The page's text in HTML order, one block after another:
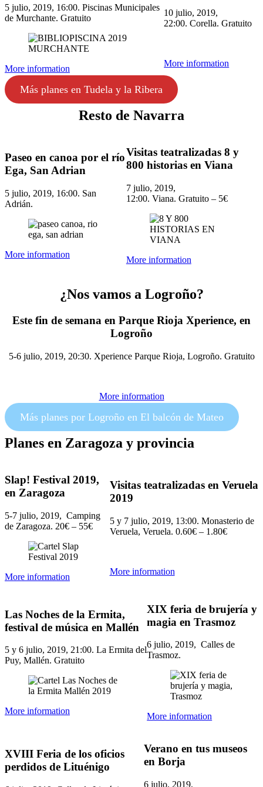
5 julio, 2019, 16:00. Piscinas Municipales
de Murchante. Gratuito
More information
10 julio, 2019,
22:00. Corella. Gratuito
More information
Más planes en Tudela y la Ribera
Resto de Navarra
Paseo en canoa por el río
Ega, San Adrian
5 julio, 2019, 16:00. San
Adrián.
More information
Visitas teatralizadas 8 y
800 historias en Viana
7 julio, 2019,
12:00. Viana. Gratuito – 5€
More information
¿Nos vamos a Logroño?
Este fin de semana en Parque Rioja Xperience, en
Logroño
5-6 julio, 2019, 20:30. Xperience Parque Rioja, Logroño. Gratuito
More information
Más planes por Logroño en El balcón de Mateo
Planes en Zaragoza y provincia
Slap! Festival 2019,
en Zaragoza
5-7 julio, 2019, Camping
de Zaragoza. 20€ – 55€
More information
Visitas teatralizadas en Veruela
2019
5 y 7 julio, 2019, 13:00. Monasterio de
Veruela, Veruela. 0.60€ – 1.80€
More information
Las Noches de la Ermita,
festival de música en Mallén
5 y 6 julio, 2019, 21:00. La Ermita del
Puy, Mallén. Gratuito
More information
XIX feria de brujería y
magia en Trasmoz
6 julio, 2019, Calles de
Trasmoz.
More information
XVIII Feria de los oficios
perdidos de Lituénigo
Verano en tus museos
en Borja
6 julio, 2019,